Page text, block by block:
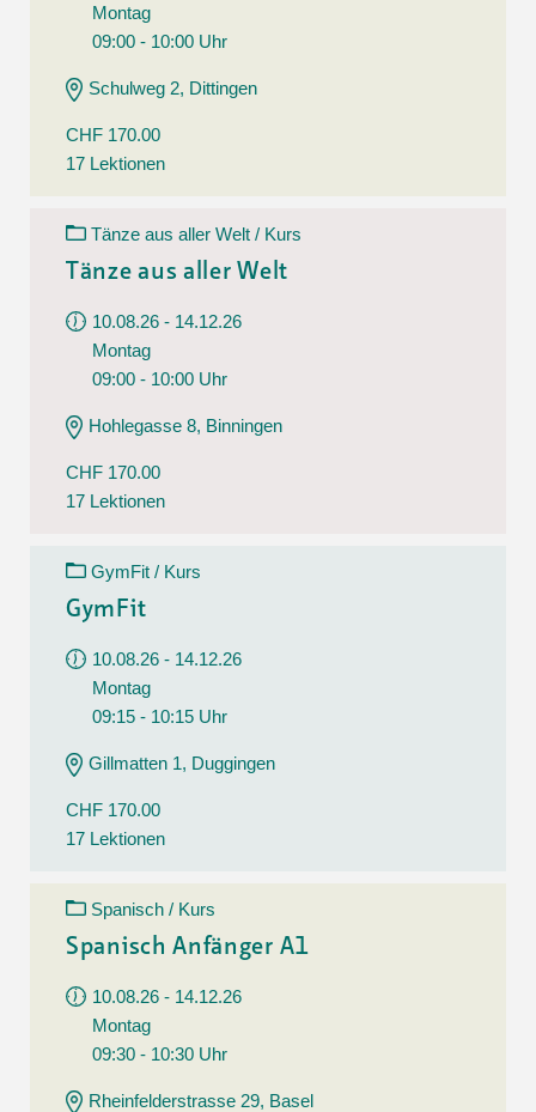
Montag
09:00 - 10:00 Uhr
Schulweg 2, Dittingen
CHF 170.00
17 Lektionen
Tänze aus aller Welt / Kurs
Tänze aus aller Welt
10.08.26 - 14.12.26
Montag
09:00 - 10:00 Uhr
Hohlegasse 8, Binningen
CHF 170.00
17 Lektionen
GymFit / Kurs
GymFit
10.08.26 - 14.12.26
Montag
09:15 - 10:15 Uhr
Gillmatten 1, Duggingen
CHF 170.00
17 Lektionen
Spanisch / Kurs
Spanisch Anfänger A1
10.08.26 - 14.12.26
Montag
09:30 - 10:30 Uhr
Rheinfelderstrasse 29, Basel